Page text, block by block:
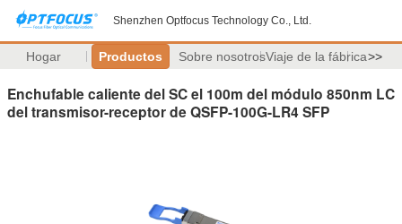
Shenzhen Optfocus Technology Co., Ltd.
Hogar Productos Sobre nosotrosViaje de la fábrica>>
Enchufable caliente del SC el 100m del módulo 850nm LC
del transmisor-receptor de QSFP-100G-LR4 SFP